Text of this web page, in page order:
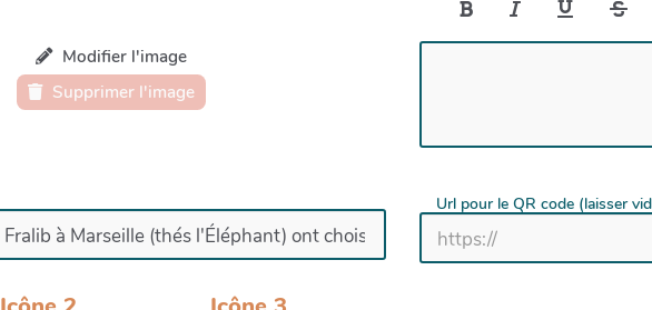
Modifier l'image
Supprimer l'image
Url pour le QR code (laisser